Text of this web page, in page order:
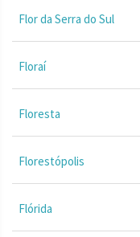
Flor da Serra do Sul
Floraí
Floresta
Florestópolis
Flórida